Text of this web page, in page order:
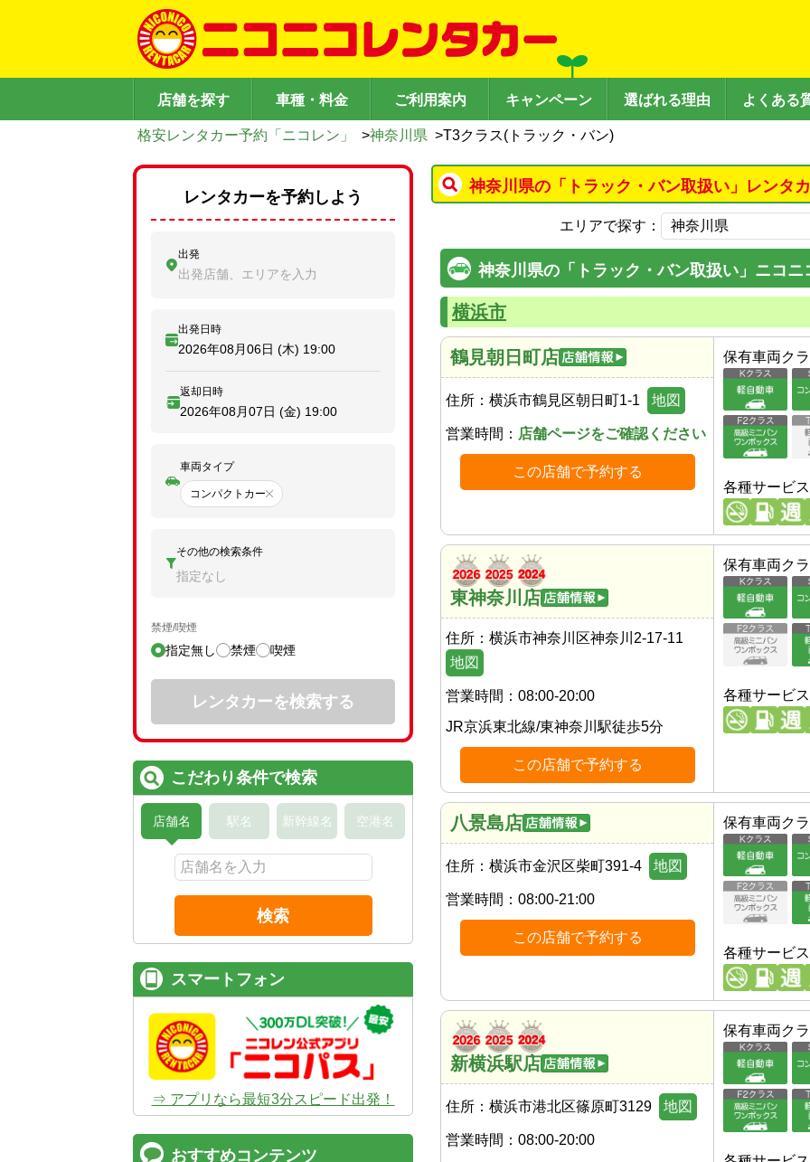
店舗を探す 車種・料金 ご利用案内 キャンペーン 選ばれる理由 よくある
格安レンタカー予約「ニコレン」 >神奈川県 >T3クラス(トラック・バン)
神奈川県の「トラック・バン取扱い」レンタ
エリアで探す：
神奈川県の「トラック・バン取扱い」ニコ
横浜市
鶴見朝日町店
住所： 横浜市鶴見区朝日町1-1 地図
営業時間： 店舗ページをご確認ください
この店舗で予約する
保有車両ク
各種サービス
東神奈川店
住所： 横浜市神奈川区神奈川2-17-11
地図
営業時間： 08:00-20:00
JR京浜東北線/東神奈川駅徒歩5分
この店舗で予約する
保有車両ク
各種サービス
八景島店
住所： 横浜市金沢区柴町391-4 地図
営業時間： 08:00-21:00
この店舗で予約する
保有車両ク
各種サービス
新横浜駅店
住所： 横浜市港北区篠原町3129 地図
営業時間： 08:00-20:00
保有車両ク
レンタカーを予約しよう
出発
出発店舗、エリアを入力
出発日時
2026年08月06日 (木) 19:00
返却日時
2026年08月07日 (金) 19:00
車両タイプ
コンパクトカー
その他の検索条件
指定なし
禁煙/喫煙
指定無し 禁煙 喫煙
レンタカーを検索する
こだわり条件で検索
店舗名 駅名 新幹線名 空港名
検索
スマートフォン
⇒ アプリなら最短3分スピード出発！
おすすめコンテンツ